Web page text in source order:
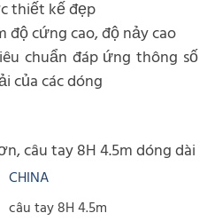
thiết kế đẹp
độ cứng cao, độ nảy cao
chuẩn đáp ứng thông số
của các dóng
câu tay 8H 4.5m dóng dài
CHINA
câu tay 8H 4.5m